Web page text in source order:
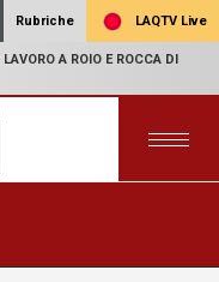
Rubriche LAQTV Live
A ROIO E ROCCA DI